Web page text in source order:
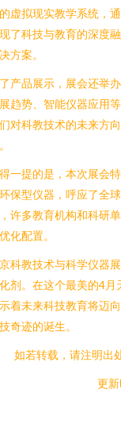
虚拟现实教学系统，
了科技与教育的深度
方案。
产品展示，展会还举
趋势、智能仪器应用
对科教技术的未来方
一提的是，本次展会
保型仪器，呼应了全
许多教育机构和科研
化配置。
科教技术与科学仪器
剂。在这个最美的4
着未来科技教育将迈
奇迹的诞生。
如若转载，请注明
更